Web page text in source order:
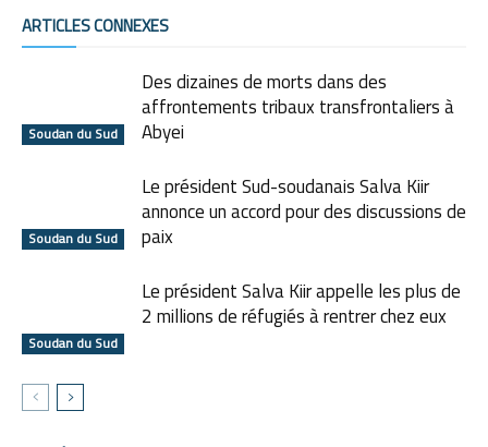
ARTICLES CONNEXES
Soudan du Sud
Des dizaines de morts dans des
affrontements tribaux transfrontaliers à
Abyei
Soudan du Sud
Le président Sud-soudanais Salva Kiir
annonce un accord pour des discussions de
paix
Soudan du Sud
Le président Salva Kiir appelle les plus de
2 millions de réfugiés à rentrer chez eux